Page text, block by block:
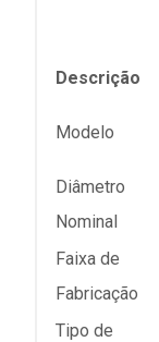
Descrição
Modelo
Diâmetro
Nominal
Faixa de
Fabricação
Tipo de